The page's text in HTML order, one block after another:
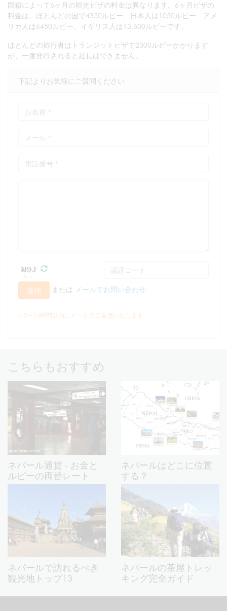
国籍によって6ヶ月の観光ビザの料金は異なります。6ヶ月ビザの
料金は、ほとんどの国で4350ルピー、日本人は1050ルピー、アメ
リカ人は6450ルピー、イギリス人は13,600ルピーです。
ほとんどの旅行者はトランジットビザで2300ルピーかかります
が、一度発行されると延長はできません。
下記よりお気軽にご質問ください
送信 または メールでお問い合わせ
0.5〜24時間以内にメールでご返信いたします。
こちらもおすすめ
ネパール通貨 - お金と
ルピーの両替レート
ネパールはどこに位置
する？
ネパールで訪れるべき
観光地トップ13
ネパールの茶屋トレッ
キング完全ガイド